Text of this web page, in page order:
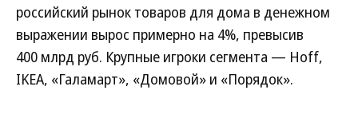
российский рынок товаров для дома в денежном
выражении вырос примерно на 4%, превысив
400 млрд руб. Крупные игроки сегмента — Hoff,
IKEA, «Галамарт», «Домовой» и «Порядок».